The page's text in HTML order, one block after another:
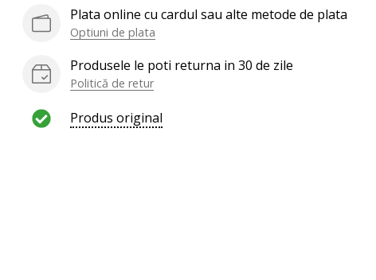
Plata online cu cardul sau alte metode de plata
Optiuni de plata
Produsele le poti returna in 30 de zile
Politică de retur
Produs original